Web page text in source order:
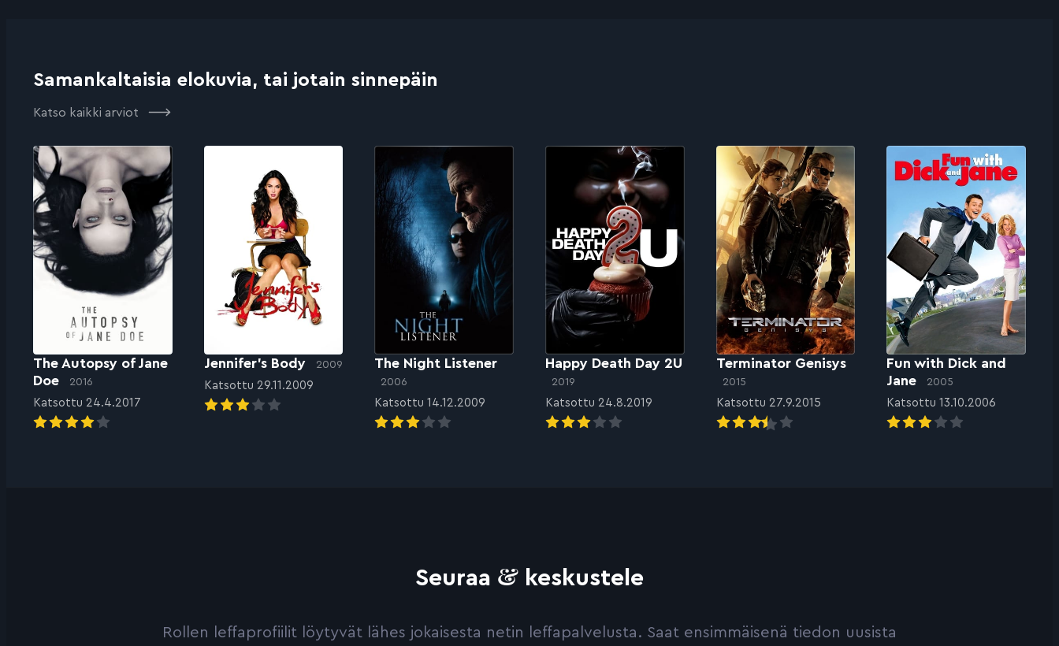
Samankaltaisia elokuvia, tai jotain sinnepäin
Katso kaikki arviot
The Autopsy of Jane
Doe
2016
Katsottu 24.4.2017
Jennifer’s Body 2009
Katsottu 29.11.2009
The Night Listener
2006
Katsottu 14.12.2009
Happy Death Day 2U
2019
Katsottu 24.8.2019
Terminator Genisys
2015
Katsottu 27.9.2015
Fun with Dick and
Jane
2005
Katsottu 13.10.2006
Seuraa & keskustele
Rollen leffaprofiilit löytyvät lähes jokaisesta netin leffapalvelusta. Saat ensimmäisenä tiedon uusista